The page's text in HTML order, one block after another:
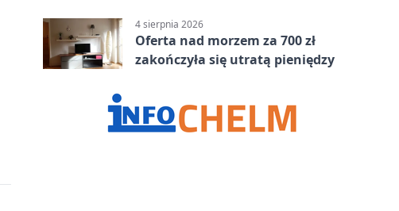
4 sierpnia 2026
Oferta nad morzem za 700 zł
zakończyła się utratą pieniędzy